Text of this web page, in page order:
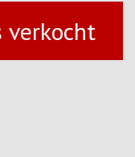
verkocht